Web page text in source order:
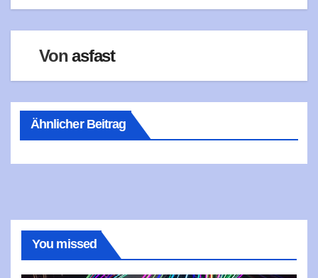
Vonasfast
Ähnlicher Beitrag
You missed